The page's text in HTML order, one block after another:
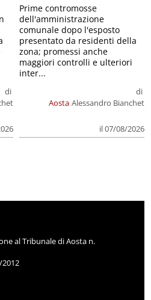
di
Aosta
di
Alessandro Bianchet
il 07/08/2026
Prime contromosse
dell'amministrazione
comunale dopo l'esposto
presentato da residenti della
zona; promessi anche
maggiori controlli e ulteriori
inter...
al Tribunale di Aosta n.